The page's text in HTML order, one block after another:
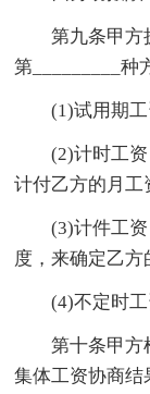
第九条甲方
第_________种
(1)试用期工
(2)计时工
计付乙方的月工
(3)计件工
度，来确定乙方
(4)不定时工
第十条甲方
集体工资协商结